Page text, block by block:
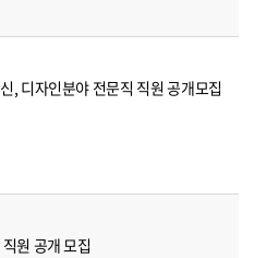
, 디자인분야 전문직 직원 공개모집
원 공개 모집